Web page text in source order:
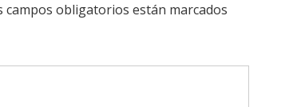
campos obligatorios están marcados